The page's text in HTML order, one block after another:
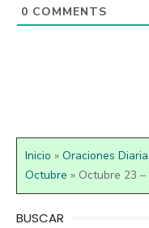
0 COMMENTS
Inicio » Oraciones
Octubre » Octubre 23 –
BUSCAR